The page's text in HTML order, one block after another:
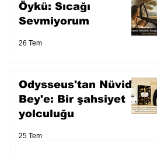
Öykü: Sıcağı
Sevmiyorum
26 Tem
Odysseus'tan Nüvid
Bey'e: Bir şahsiyet
yolculuğu
25 Tem